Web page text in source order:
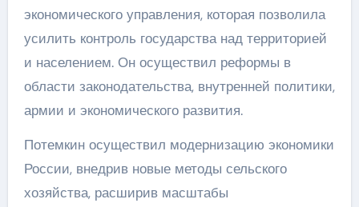
экономического управления, которая позволила
усилить контроль государства над территорией
и населением. Он осуществил реформы в
области законодательства, внутренней политики,
армии и экономического развития.
Потемкин осуществил модернизацию экономики
России, внедрив новые методы сельского
хозяйства, расширив масштабы